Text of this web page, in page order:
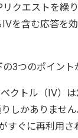
クエストを繰
を含む応答を
3つのポイント
クトル（IV）
しかありませ
すぐに再利用さ